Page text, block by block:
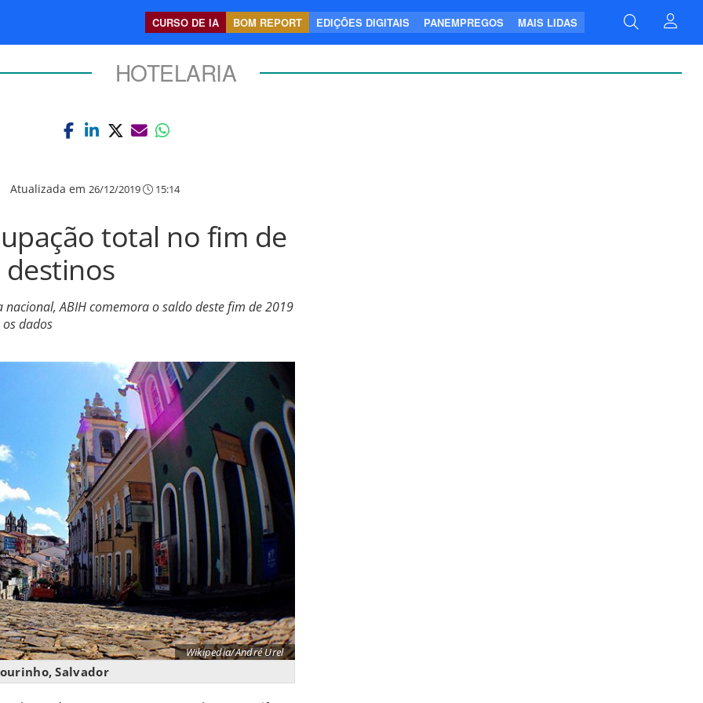
CURSO DE IA BOM REPORT EDIÇÕES DIGITAIS PANEMPREGOS MAIS LIDAS
HOTELARIA
Atualizada em 26/12/2019 15:14
total no fim de
ABIH comemora o saldo deste fim de 2019
dados
Wikipedia/André Urel
Salvador